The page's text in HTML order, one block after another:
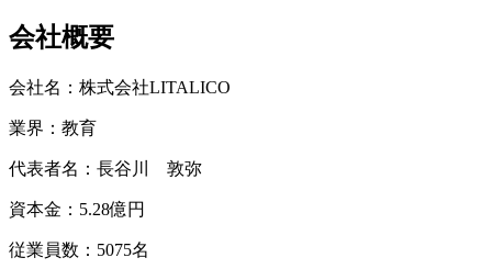
会社概要
会社名： 株式会社LITALICO
業界： 教育
代表者名： 長谷川 敦弥
資本金： 5.28億円
従業員数： 5075名